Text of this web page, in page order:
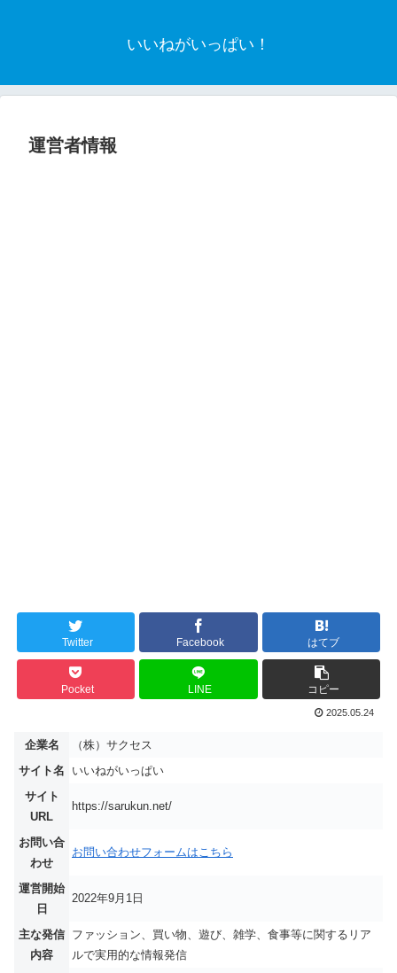
いいねがいっぱい！
運営者情報
Twitter Facebook はてブ
Pocket LINE コピー
2025.05.24
企業名
（株）サクセス
サイト名
いいねがいっぱい
サイト
URL
https://sarukun.net/
お問い合
わせ
お問い合わせフォームはこちら
運営開始
日
2022年9月1日
主な発信
内容
ファッション、買い物、遊び、雑学、食事等に関するリア
ルで実用的な情報発信